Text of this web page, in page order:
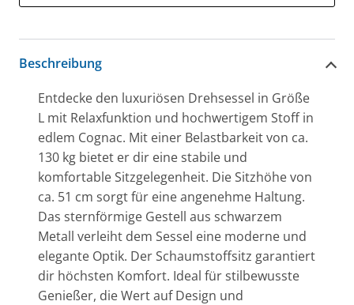
Beschreibung
Entdecke den luxuriösen Drehsessel in Größe
L mit Relaxfunktion und hochwertigem Stoff in
edlem Cognac. Mit einer Belastbarkeit von ca.
130 kg bietet er dir eine stabile und
komfortable Sitzgelegenheit. Die Sitzhöhe von
ca. 51 cm sorgt für eine angenehme Haltung.
Das sternförmige Gestell aus schwarzem
Metall verleiht dem Sessel eine moderne und
elegante Optik. Der Schaumstoffsitz garantiert
dir höchsten Komfort. Ideal für stilbewusste
Genießer, die Wert auf Design und